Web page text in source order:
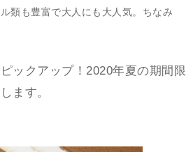
類も豊富で大人にも大人気。ちなみ
ックアップ！2020年夏の期間限
ます。